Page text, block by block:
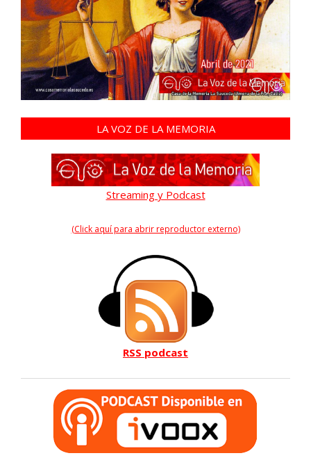
LA VOZ DE LA MEMORIA
Streaming y Podcast
(Click aquí para abrir reproductor externo)
RSS podcast